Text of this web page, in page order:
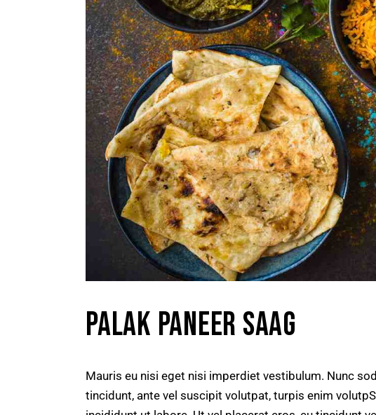
PALAK PANEER SAAG
Mauris eu nisi eget nisi imperdiet vestibulum. Nunc
tincidunt, ante vel suscipit volutpat, turpis enim